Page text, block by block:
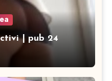
| pub 24